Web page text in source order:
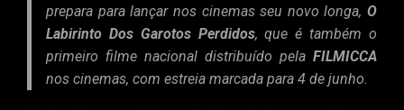
prepara para lançar nos cinemas seu novo longa, O
Labirinto Dos Garotos Perdidos, que é também o
primeiro filme nacional distribuído pela FILMICCA
nos cinemas, com estreia marcada para 4 de junho.